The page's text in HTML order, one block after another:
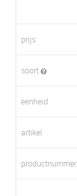
prijs
soort
eenheid
artikel
productnummer